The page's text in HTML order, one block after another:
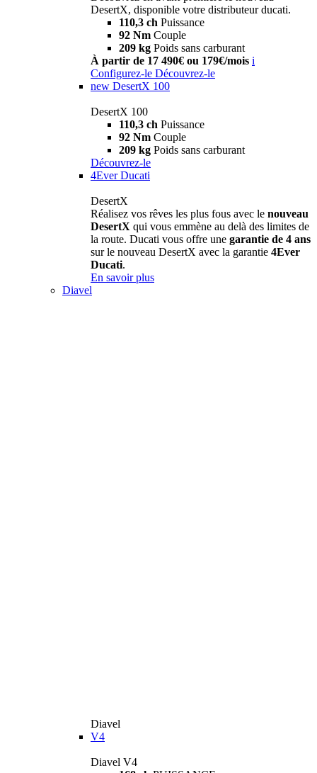
DesertX, disponible votre distributeur ducati.
110,3 ch Puissance
92 Nm Couple
209 kg Poids sans carburant
À partir de 17 490€ ou 179€/mois i
Configurez-le Découvrez-le
new DesertX 100
DesertX 100
110,3 ch Puissance
92 Nm Couple
209 kg Poids sans carburant
Découvrez-le
4Ever Ducati
DesertX
Réalisez vos rêves les plus fous avec le nouveau
DesertX qui vous emmène au delà des limites de
la route. Ducati vous offre une garantie de 4 ans
sur le nouveau DesertX avec la garantie 4Ever
Ducati.
En savoir plus
Diavel
Diavel
V4
Diavel V4